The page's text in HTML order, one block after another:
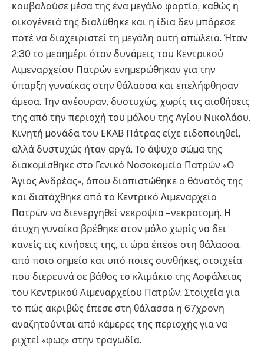
κουβαλούσε µέσα της ένα µεγάλο φορτίο, καθώς η
οικογένειά της διαλύθηκε και η ίδια δεν µπόρεσε
ποτέ να διαχειριστεί τη µεγάλη αυτή απώλεια. Ήταν
2:30 το µεσηµέρι όταν δυνάµεις του Κεντρικού
Λιµεναρχείου Πατρών ενηµερώθηκαν για την
ύπαρξη γυναίκας στην θάλασσα και επελήφθησαν
άµεσα. Την ανέσυραν, δυστυχώς, χωρίς τις αισθήσεις
της από την περιοχή του µόλου της Αγίου Νικολάου.
Κινητή µονάδα του ΕΚΑΒ Πάτρας είχε ειδοποιηθεί,
αλλά δυστυχώς ήταν αργά. Το άψυχο σώµα της
διακοµίσθηκε στο Γενικό Νοσοκοµείο Πατρών «Ο
Άγιος Ανδρέας», όπου διαπιστώθηκε ο θάνατός της
και διατάχθηκε από το Κεντρικό Λιµεναρχείο
Πατρών να διενεργηθεί νεκροψία – νεκροτοµή. Η
άτυχη γυναίκα βρέθηκε στον µόλο χωρίς να δει
κανείς τις κινήσεις της, τι ώρα έπεσε στη θάλασσα,
από ποιο σηµείο και υπό ποιες συνθήκες, στοιχεία
που διερευνά σε βάθος το κλιµάκιο της Ασφάλειας
του Κεντρικού Λιµεναρχείου Πατρών. Στοιχεία για
το πώς ακριβώς έπεσε στη θάλασσα η 67χρονη
αναζητούνται από κάµερες της περιοχής για να
ριχτεί «φως» στην τραγωδία.